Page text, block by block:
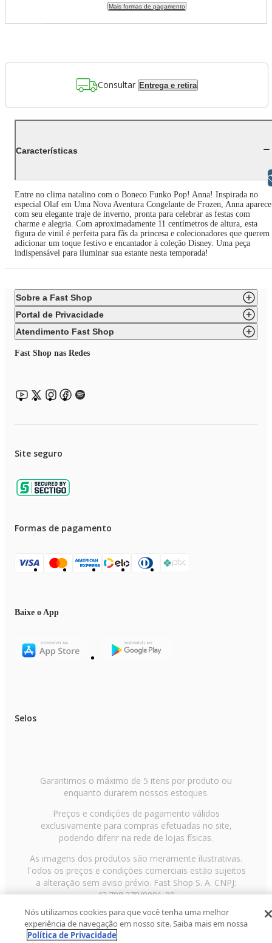
Mais formas de pagamento
Consultar Entrega e retira
Características
Entre no clima natalino com o Boneco Funko Pop! Anna! Inspirada no
especial Olaf em Uma Nova Aventura Congelante de Frozen, Anna aparece
com seu elegante traje de inverno, pronta para celebrar as festas com
charme e alegria. Com aproximadamente 11 centímetros de altura, esta
figura de vinil é perfeita para fãs da princesa e colecionadores que querem
adicionar um toque festivo e encantador à coleção Disney. Uma peça
indispensável para iluminar sua estante nesta temporada!
Sobre a Fast Shop
Portal de Privacidade
Atendimento Fast Shop
Fast Shop nas Redes
Site seguro
Formas de pagamento
Baixe o App
Selos
Garantimos o máximo de 5 itens por produto ou
enquanto durarem nossos estoques.
Preços e condições de pagamento válidos
exclusivamente para compras efetuadas no site,
podendo diferir na rede de lojas físicas.
As imagens dos produtos são meramente ilustrativas.
Todos os preços e condições comerciais estão sujeitos
a alteração sem aviso prévio. Fast Shop S. A. CNPJ:
43.708.379/0001-00
Avenida Zaki Narchi, nº 1650, sobreloja, Carandiru, São
Paulo/SP, CEP 02029-001, Telefone: 11 3003-3728 ©
2013 Fast Shop - Todos os direitos reservados
Nós utilizamos cookies para que você tenha uma melhor
experiência de navegação em nosso site. Saiba mais em nossa
Política de Privacidade
Libras